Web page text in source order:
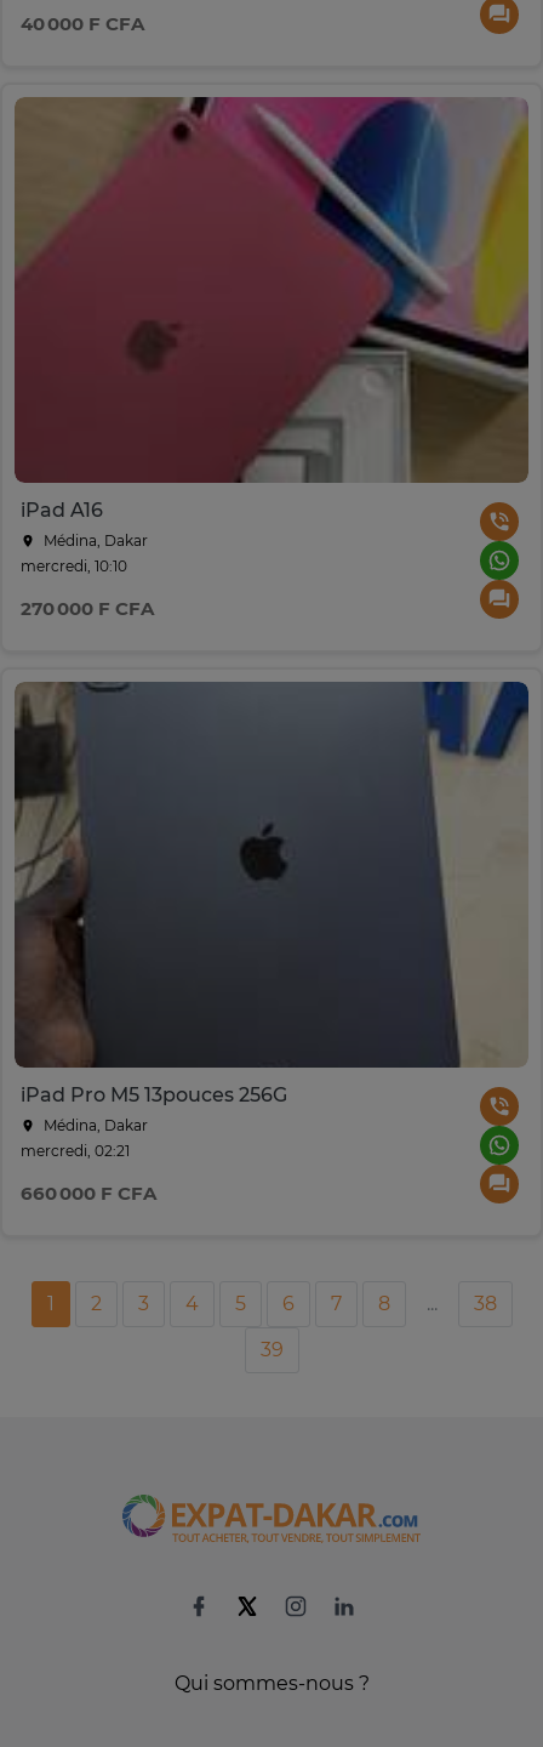
40 000 F CFA
iPad A16
Médina, Dakar
mercredi, 10:10
270 000 F CFA
iPad Pro M5 13pouces 256G
Médina, Dakar
mercredi, 02:21
660 000 F CFA
1 2 3 4 5 6 7 8 ...
38
39
Qui sommes-nous ?